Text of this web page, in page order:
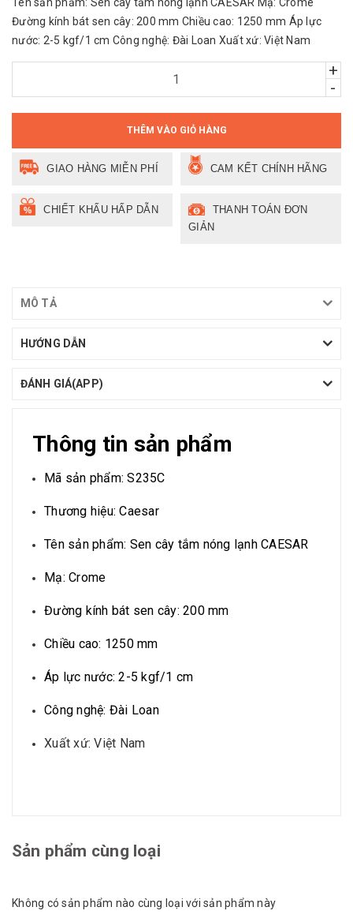
Đường kính bát sen cây: 200 mm Chiều cao: 1250 mm Áp lực
nước: 2-5 kgf/1 cm Công nghệ: Đài Loan Xuất xứ: Việt Nam
+
-
THÊM VÀO GIỎ HÀNG
GIAO HÀNG MIỄN PHÍ CAM KẾT CHÍNH HÃNG
CHIẾT KHẤU HẤP DẪN
THANH TOÁN ĐƠN
GIẢN
MÔ TẢ
HƯỚNG DẪN
ĐÁNH GIÁ(APP)
Thông tin sản phẩm
Mã sản phẩm: S235C
Thương hiệu: Caesar
Tên sản phẩm: Sen cây tắm nóng lạnh CAESAR
Mạ: Crome
Đường kính bát sen cây: 200 mm
Chiều cao: 1250 mm
Áp lực nước: 2-5 kgf/1 cm
Công nghệ: Đài Loan
Xuất xứ: Việt Nam
Sản phẩm cùng loại
Không có sản phẩm nào cùng loại với sản phẩm này